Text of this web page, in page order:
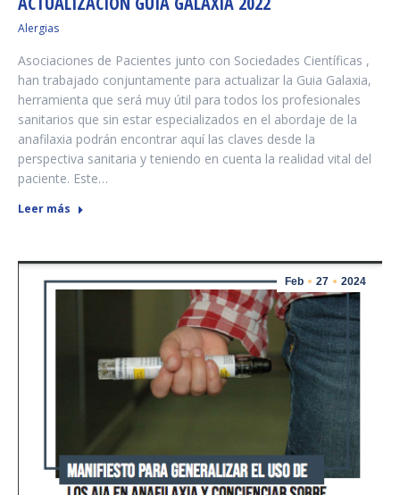
Alergias
Asociaciones de Pacientes junto con Sociedades Científicas ,
han trabajado conjuntamente para actualizar la Guia Galaxia,
herramienta que será muy útil para todos los profesionales
sanitarios que sin estar especializados en el abordaje de la
anafilaxia podrán encontrar aquí las claves desde la
perspectiva sanitaria y teniendo en cuenta la realidad vital del
paciente. Este…
Leer más
Feb 27 2024